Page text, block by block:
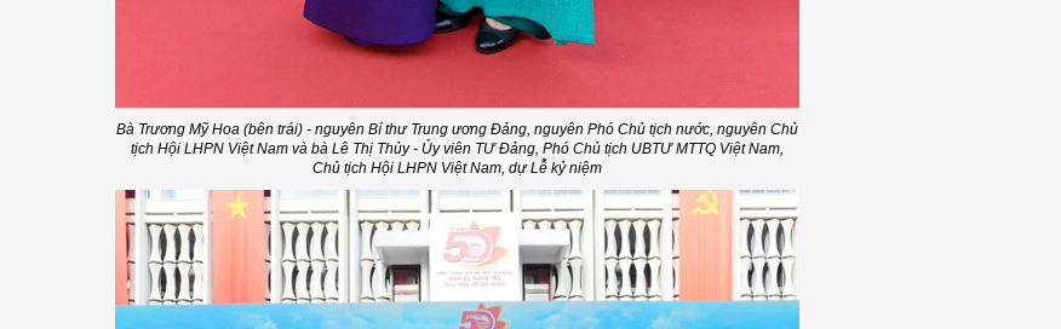
Bà Trương Mỹ Hoa (bên trái) - nguyên Bí thư Trung ương Đảng, nguyên Phó Chủ tịch nước, nguyên Chủ
tịch Hội LHPN Việt Nam và bà Lê Thị Thủy - Ủy viên TƯ Đảng, Phó Chủ tịch UBTƯ MTTQ Việt Nam,
Chủ tịch Hội LHPN Việt Nam, dự Lễ kỷ niệm